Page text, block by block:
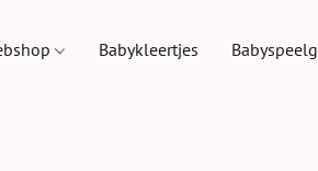
Babykleertjes